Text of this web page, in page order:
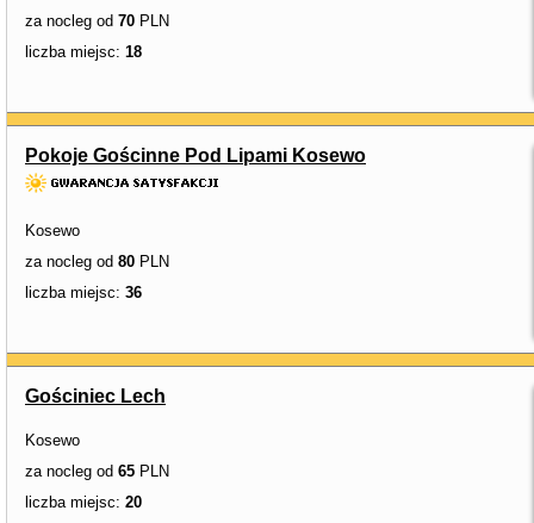
za nocleg od 70 PLN
liczba miejsc: 18
Pokoje Gościnne Pod Lipami Kosewo
Kosewo
za nocleg od 80 PLN
liczba miejsc: 36
Gościniec Lech
Kosewo
za nocleg od 65 PLN
liczba miejsc: 20